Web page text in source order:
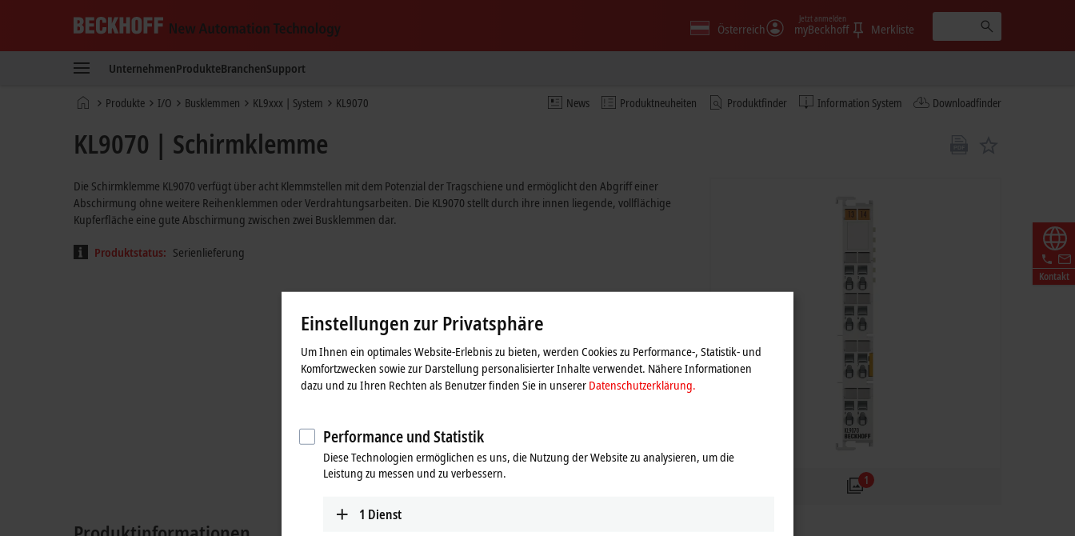
New
Technology
Österreich myBeckhoff
Jetzt anmelden
Merkliste
UnternehmenProdukteBranchenSupport
News Produktneuheiten Produktfinder Information System Downloadfinder
StartseiteProdukte I/O Busklemmen KL9xxx | System KL9070
Kontakt
KL9070 | Schirmklemme
1
Die Schirmklemme KL9070 verfügt über acht Klemmstellen mit dem Potenzial der Tragschiene und ermöglicht den Abgriff einer
Abschirmung ohne weitere Reihenklemmen oder Verdrahtungsarbeiten. Die KL9070 stellt durch ihre innen liegende, vollflächige
Kupferfläche eine gute Abschirmung zwischen zwei Busklemmen dar.
Produktstatus: Serienlieferung
Einstellungen zur Privatsphäre
Um Ihnen ein optimales Website-Erlebnis zu bieten, werden Cookies zu Performance-, Statistik- und
Komfortzwecken sowie zur Darstellung personalisierter Inhalte verwendet. Nähere Informationen
dazu und zu Ihren Rechten als Benutzer finden Sie in unserer Datenschutzerklärung.
Performance und Statistik
Diese Technologien ermöglichen es uns, die Nutzung der Website zu analysieren, um die
Leistung zu messen und zu verbessern.
1 Dienst